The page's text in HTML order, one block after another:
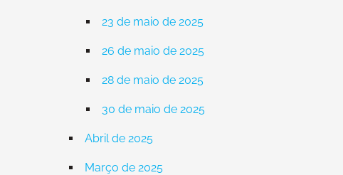
23 de maio de 2025
26 de maio de 2025
28 de maio de 2025
30 de maio de 2025
Abril de 2025
Março de 2025